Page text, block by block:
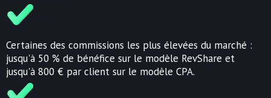
Certaines des commissions les plus élevées du marché :
jusqu'à 50 % de bénéfice sur le modèle RevShare et
jusqu'à 800 € par client sur le modèle CPA.